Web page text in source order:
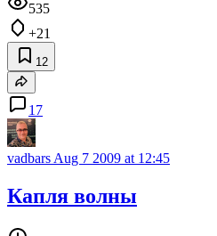
535
+21
12
17
vadbars Aug 7 2009 at 12:45
Капля волны